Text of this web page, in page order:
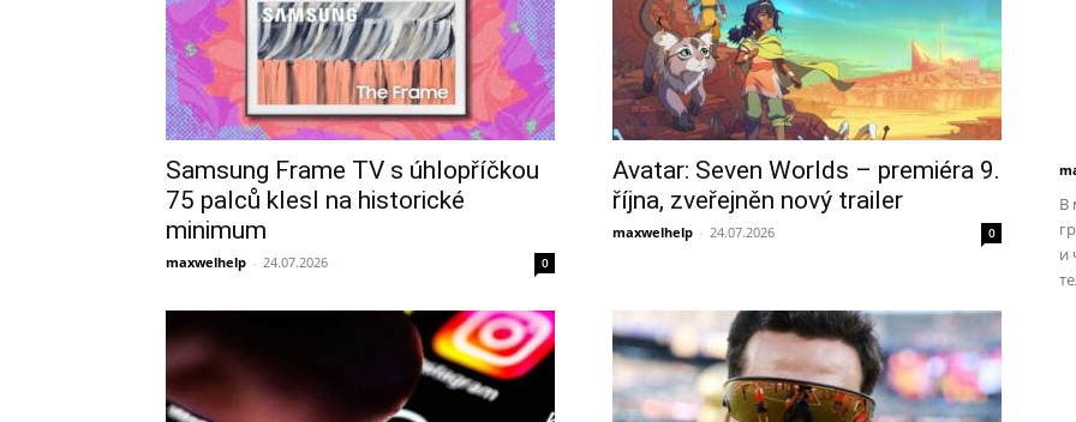
Samsung Frame TV s úhlopříčkou
75 palců klesl na historické
minimum
maxwelhelp - 24.07.2026 0
Avatar: Seven Worlds – premiéra 9.
října, zveřejněn nový trailer
maxwelhelp - 24.07.2026 0
В
и